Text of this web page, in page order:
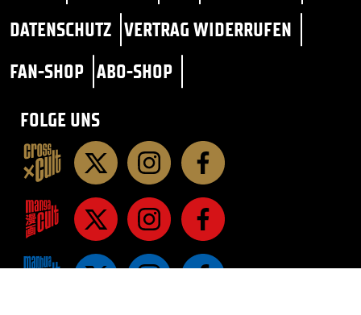
DATENSCHUTZ VERTRAG WIDERRUFEN
FAN-SHOP ABO-SHOP
FOLGE UNS